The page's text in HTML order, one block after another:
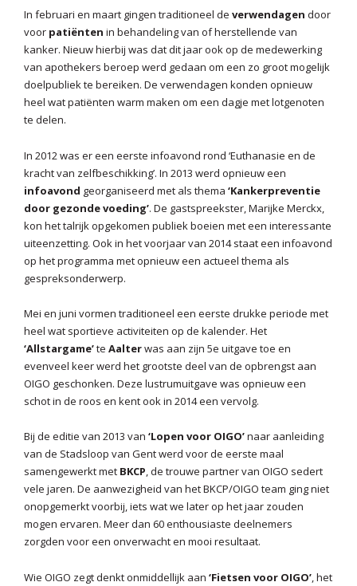
In februari en maart gingen traditioneel deverwendagen door
voor patiënten in behandeling van of herstellende van
kanker. Nieuw hierbij was dat dit jaar ook op de medewerking
van apothekers beroep werd gedaan om een zo groot mogelijk
doelpubliek te bereiken. De verwendagen konden opnieuw
heel wat patiënten warm maken om een dagje met lotgenoten
te delen.
In 2012 was er een eerste infoavond rond ‘Euthanasie en de
kracht van zelfbeschikking’. In 2013 werd opnieuw een
infoavond georganiseerd met als thema‘Kankerpreventie
door gezonde voeding’. De gastspreekster, Marijke Merckx,
kon het talrijk opgekomen publiek boeien met een interessante
uiteenzetting. Ook in het voorjaar van 2014 staat een infoavond
op het programma met opnieuw een actueel thema als
gespreksonderwerp.
Mei en juni vormen traditioneel een eerste drukke periode met
heel wat sportieve activiteiten op de kalender. Het
‘Allstargame’teAalterwas aan zijn 5e uitgave toe en
evenveel keer werd het grootste deel van de opbrengst aan
OIGO geschonken. Deze lustrumuitgave was opnieuw een
schot in de roos en kent ook in 2014 een vervolg.
Bij de editie van 2013 van‘Lopen voor OIGO’naar aanleiding
van de Stadsloop van Gent werd voor de eerste maal
samengewerkt met BKCP, de trouwe partner van OIGO sedert
vele jaren. De aanwezigheid van het BKCP/OIGO team ging niet
onopgemerkt voorbij, iets wat we later op het jaar zouden
mogen ervaren. Meer dan 60 enthousiaste deelnemers
zorgden voor een onverwacht en mooi resultaat.
Wie OIGO zegt denkt onmiddellijk aan‘Fietsen voor OIGO’ , het